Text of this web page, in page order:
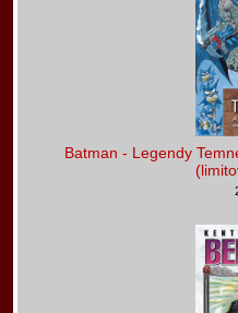
Batman - Legendy